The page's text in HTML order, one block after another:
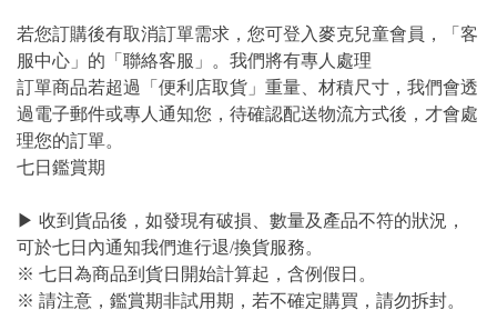
若您訂購後有取消訂單需求，您可登入麥克兒童會員，「客
服中心」的「聯絡客服」。我們將有專人處理
訂單商品若超過「便利店取貨」重量、材積尺寸，我們會透
過電子郵件或專人通知您，待確認配送物流方式後，才會處
理您的訂單。
七日鑑賞期
▶ 收到貨品後，如發現有破損、數量及產品不符的狀況，
可於七日內通知我們進行退/換貨服務。
※ 七日為商品到貨日開始計算起，含例假日。
※ 請注意，鑑賞期非試用期，若不確定購買，請勿拆封。